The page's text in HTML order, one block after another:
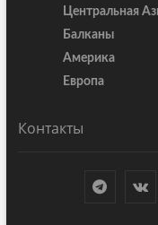
Центральная
Балканы
Америка
Европа
Контакты